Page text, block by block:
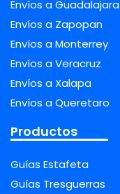
Envíos a Guadalajara
Envíos a Zapopan
Envíos a Monterrey
Envíos a Veracruz
Envíos a Xalapa
Envíos a Queretaro
Productos
Guías Estafeta
Guías Tresguerras